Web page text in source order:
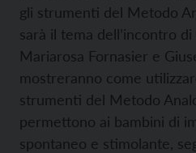
gli strumenti del Metodo
sarà il tema dell’incontro di
Mariarosa Fornasier e
mostreranno come
strumenti del Metodo
permettono ai bambini di
spontaneo e stimolante,